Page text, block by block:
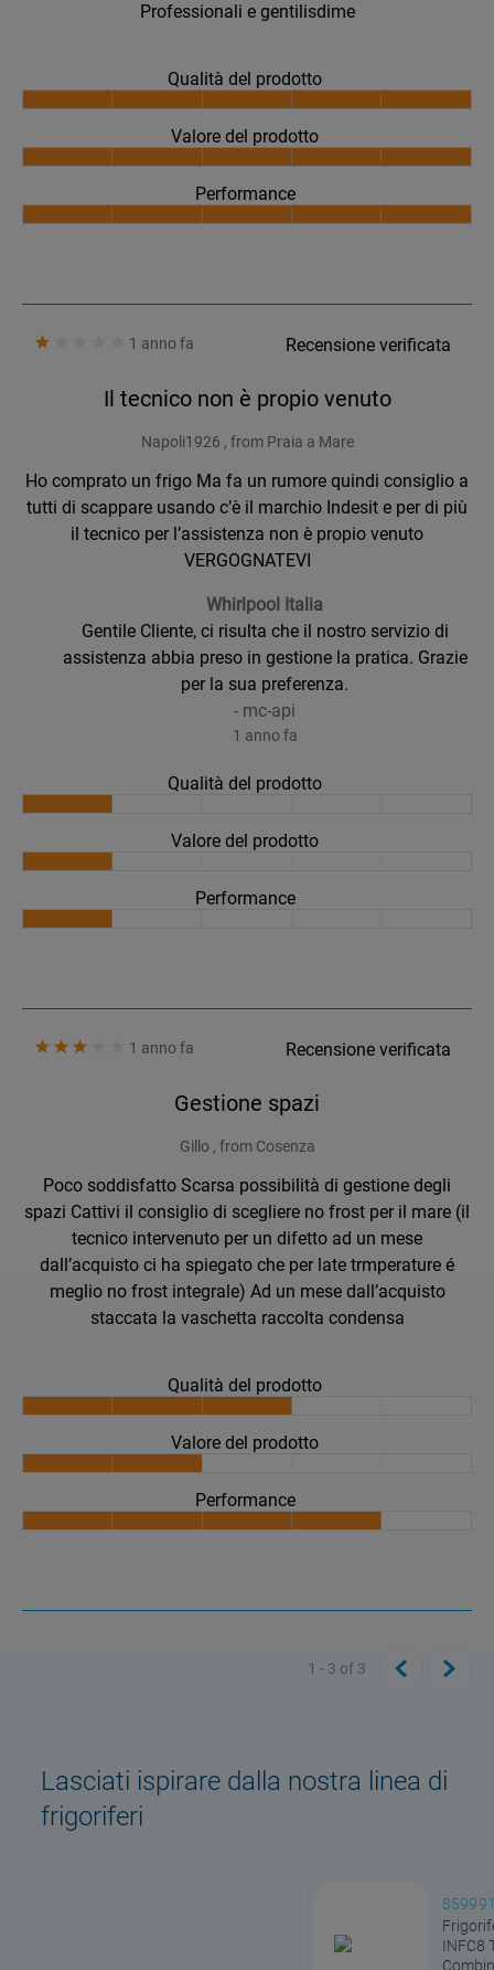
Professionali e gentilisdime
Qualità del prodotto
Valore del prodotto
Performance
1 anno fa Recensione verificata
Il tecnico non è propio venuto
Napoli1926 , from Praia a Mare
Ho comprato un frigo Ma fa un rumore quindi consiglio a
tutti di scappare usando c’è il marchio Indesit e per di più
il tecnico per l’assistenza non è propio venuto
VERGOGNATEVI
Whirlpool Italia
Gentile Cliente, ci risulta che il nostro servizio di
assistenza abbia preso in gestione la pratica. Grazie
per la sua preferenza.
- mc-api
1 anno fa
Qualità del prodotto
Valore del prodotto
Performance
1 anno fa Recensione verificata
Gestione spazi
Gillo , from Cosenza
Poco soddisfatto Scarsa possibilità di gestione degli
spazi Cattivi il consiglio di scegliere no frost per il mare (il
tecnico intervenuto per un difetto ad un mese
dall’acquisto ci ha spiegato che per late trmperature é
meglio no frost integrale) Ad un mese dall’acquisto
staccata la vaschetta raccolta condensa
Qualità del prodotto
Valore del prodotto
Performance
1 - 3 of 3
Lasciati ispirare dalla nostra linea di
frigoriferi
INFC8